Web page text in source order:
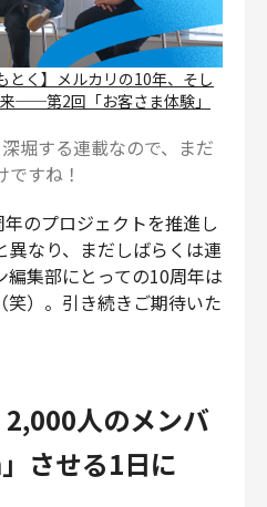
とく】メルカリの10年、そし
──第2回「お客さま体験」
堀する連載なので、まだ
すね！
のプロジェクトを推進し
異なり、まだしばらくは連
編集部にとっての10周年は
笑）。引き続きご期待いた
人のメンバ
させる1日に